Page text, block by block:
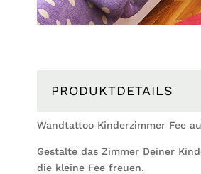
PRODUKTDETAILS
Wandtattoo Kinderzimmer Fee
Gestalte das Zimmer Deiner
die kleine Fee freuen.